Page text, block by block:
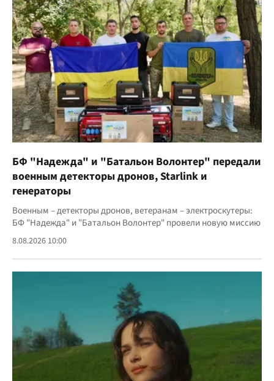
БФ "Надежда" и "Батальон Волонтер" передали
военным детекторы дронов, Starlink и
генераторы
Военным – детекторы дронов, ветеранам – электроскутеры:
БФ "Надежда" и "Батальон Волонтер" провели новую миссию
8.08.2026 10:00